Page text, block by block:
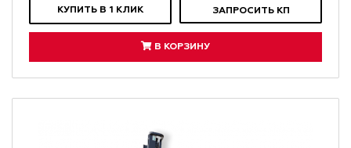
КУПИТЬ В 1 КЛИК ЗАПРОСИТЬ КП
В КОРЗИНУ